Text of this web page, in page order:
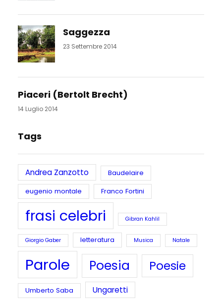
Saggezza
23 Settembre 2014
Piaceri (Bertolt Brecht)
14 Luglio 2014
Tags
Andrea Zanzotto
Baudelaire
eugenio montale
Franco Fortini
frasi celebri Gibran Kahlil
Giorgio Gaber letteratura Musica Natale
Parole Poesia Poesie
Umberto Saba Ungaretti